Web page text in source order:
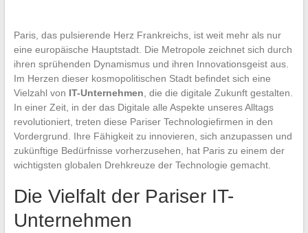
Paris, das pulsierende Herz Frankreichs, ist weit mehr als nur
eine europäische Hauptstadt. Die Metropole zeichnet sich durch
ihren sprühenden Dynamismus und ihren Innovationsgeist aus.
Im Herzen dieser kosmopolitischen Stadt befindet sich eine
Vielzahl von IT-Unternehmen , die die digitale Zukunft gestalten.
In einer Zeit, in der das Digitale alle Aspekte unseres Alltags
revolutioniert, treten diese Pariser Technologiefirmen in den
Vordergrund. Ihre Fähigkeit zu innovieren, sich anzupassen und
zukünftige Bedürfnisse vorherzusehen, hat Paris zu einem der
wichtigsten globalen Drehkreuze der Technologie gemacht.
Die Vielfalt der Pariser IT-
Unternehmen